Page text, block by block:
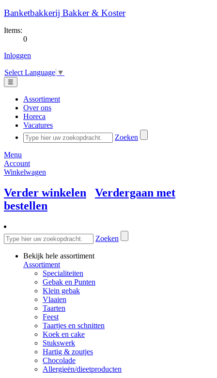
Banketbakkerij Bakker & Koster
Items:
0
Inloggen
Select Language ▼
☰
Assortiment
Over ons
Horeca
Vacatures
Zoeken
Menu
Account
Winkelwagen
Verder winkelen
Verdergaan met
bestellen
Zoeken
Bekijk hele assortiment
Assortiment
Specialiteiten
Gebak en Punten
Klein gebak
Vlaaien
Taarten
Feest
Taartjes en schnitten
Koek en cake
Stukswerk
Hartig & zoutjes
Chocolade
Allergieën/dieetproducten